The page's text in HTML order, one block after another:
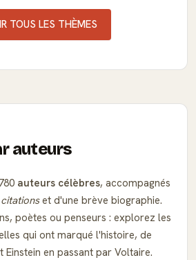
TOUS LES THÈMES
auteurs
auteurs célèbres, accompagnés
et d'une brève biographie.
poètes ou penseurs : explorez les
qui ont marqué l'histoire, de
en passant par Voltaire.